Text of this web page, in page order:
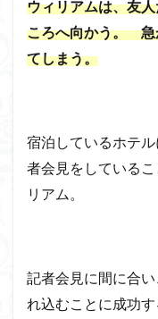
ウィリアムは、友
ころへ向かう。 急
てしまう。
宿泊しているホテ
者会見をしている
リアム。
記者会見に間に合
れ込むことに成功す